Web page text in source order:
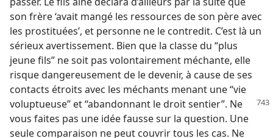
son frère ‘avait mangé les ressources de son père avec
les prostituées’, et personne ne le contredit. C’est là un
sérieux avertissement. Bien que la classe du “plus
jeune fils” ne soit pas volontairement méchante, elle
risque dangereusement de le devenir, à cause de ses
contacts étroits avec les méchants menant une “vie
voluptueuse” et “abandonnant le droit sentier”. Ne
vous faites pas une idée fausse sur la question. Une
seule comparaison ne peut couvrir tous les cas. Ne